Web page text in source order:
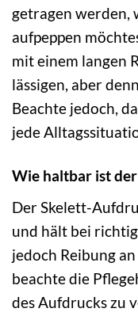
getragen werden,
aufpeppen
mit einem langen
lässigen, aber
Beachte jedoch,
jede
Wie haltbar ist
Der Skelett-
und hält bei
jedoch Reibung
beachte die
des Aufdrucks zu